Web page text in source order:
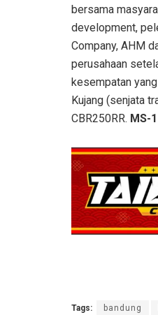
bersama
development,
Company, AHM
perusahaan
kesempatan
Kujang (senjata
CBR250RR. MS-1
Tags: bandung